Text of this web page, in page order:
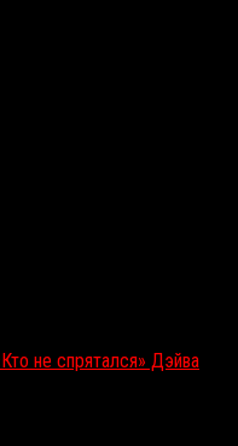
не спрятался» Дэйва